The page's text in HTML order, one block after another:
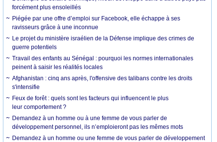
forcément plus ensoleillés
Piégée par une offre d’emploi sur Facebook, elle échappe à ses
ravisseurs grâce à une inconnue
Le projet du ministère israélien de la Défense implique des crimes de
guerre potentiels
Travail des enfants au Sénégal : pourquoi les normes internationales
peinent à saisir les réalités locales
Afghanistan : cinq ans après, l'offensive des talibans contre les droits
s'intensifie
Feux de forêt : quels sont les facteurs qui influencent le plus
leur comportement ?
Demandez à un homme ou à une femme de vous parler de
développement personnel, ils n’emploieront pas les mêmes mots
Demandez à un homme ou une femme de vous parler de développement